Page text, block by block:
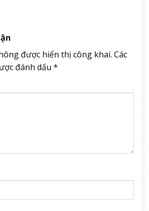
được hiển thị công khai. Các
đánh dấu *